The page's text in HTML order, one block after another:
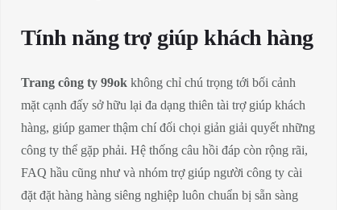
Tính năng trợ giúp khách hàng
Trang công ty 99ok không chỉ chú trọng tới bối cảnh
mặt cạnh đấy sở hữu lại đa dạng thiên tài trợ giúp khách
hàng, giúp gamer thậm chí đối chọi giản giải quyết những
công ty thể gặp phải. Hệ thống câu hồi đáp còn rộng rãi,
FAQ hầu cũng như và nhóm trợ giúp người công ty cài
đặt đặt hàng hàng siêng nghiệp luôn chuẩn bị sẵn sàng